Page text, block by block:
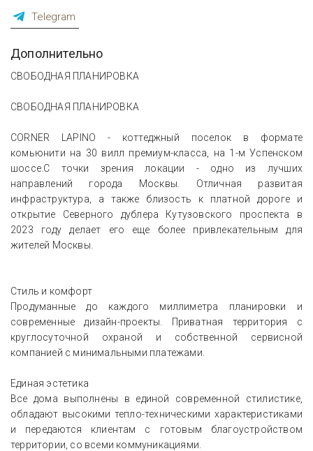
Telegram
Дополнительно
СВОБОДНАЯ ПЛАНИРОВКА
СВОБОДНАЯ ПЛАНИРОВКА
CORNER LAPINO - коттеджный поселок в формате
комьюнити на 30 вилл премиум-класса, на 1-м Успенском
шоссе.С точки зрения локации - одно из лучших
направлений города Москвы. Отличная развитая
инфраструктура, а также близость к платной дороге и
открытие Северного дублера Кутузовского проспекта в
2023 году делает его еще более привлекательным для
жителей Москвы.
Стиль и комфорт
Продуманные до каждого миллиметра планировки и
современные дизайн-проекты. Приватная территория с
круглосуточной охраной и собственной сервисной
компанией с минимальными платежами.
Единая эстетика
Все дома выполнены в единой современной стилистике,
обладают высокими тепло-техническими характеристиками
и передаются клиентам с готовым благоустройством
территории, со всеми коммуникациями.